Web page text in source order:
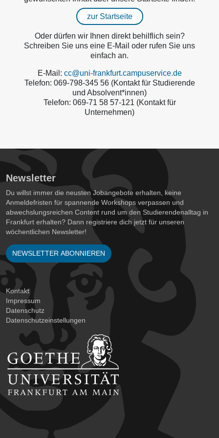
zur Startseite
Oder dürfen wir Ihnen direkt behilflich sein?
Schreiben Sie uns eine E-Mail oder rufen Sie uns
einfach an.
E-Mail: cc@uni-frankfurt.campuservice.de
Telefon: 069-798-345 56 (Kontakt für Studierende
und Absolvent*innen)
Telefon: 069-71 58 57-121 (Kontakt für
Unternehmen)
Newsletter
Du willst immer die neusten Jobangebote erhalten, keine
Anmeldefristen für spannende Workshops verpassen und
abwechslungsreichen Content rund um den Studierendenalltag in
Frankfurt erhalten? Dann registriere dich jetzt für unseren
wöchentlichen Newsletter!
NEWSLETTER ABONNIEREN
Kontakt
Impressum
Datenschutz
Datenschutzeinstellungen